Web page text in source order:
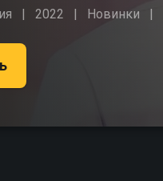
2022 Новинки